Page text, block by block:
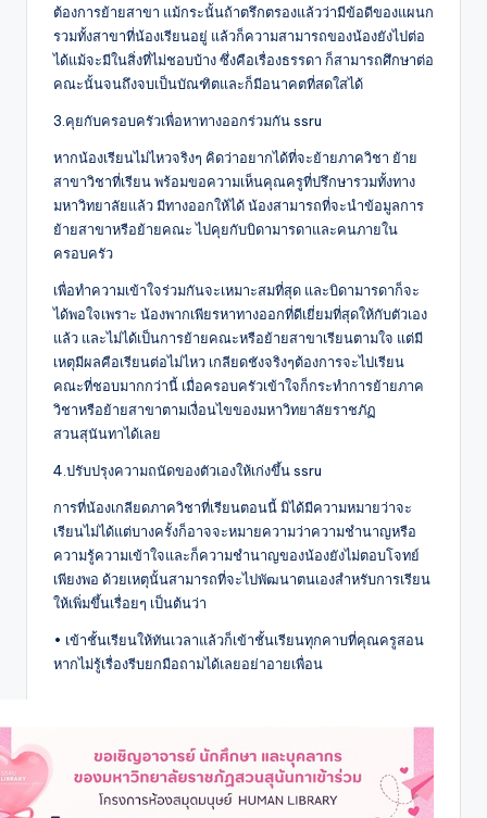
ต้องการย้ายสาขา แม้กระนั้นถ้าตรึกตรองแล้วว่ามีข้อดีของแผนก
รวมทั้งสาขาที่น้องเรียนอยู่ แล้วก็ความสามารถของน้องยังไปต่อ
ได้แม้จะมีในสิ่งที่ไม่ชอบบ้าง ซึ่งคือเรื่องธรรดา ก็สามารถศึกษาต่อ
คณะนั้นจนถึงจบเป็นบัณฑิตและก็มีอนาคตที่สดใสได้
3.คุยกับครอบครัวเพื่อหาทางออกร่วมกัน ssru
หากน้องเรียนไม่ไหวจริงๆ คิดว่าอยากได้ที่จะย้ายภาควิชา ย้าย
สาขาวิชาที่เรียน พร้อมขอความเห็นคุณครูที่ปรึกษารวมทั้งทาง
มหาวิทยาลัยแล้ว มีทางออกให้ได้ น้องสามารถที่จะนำข้อมูลการ
ย้ายสาขาหรือย้ายคณะ ไปคุยกับบิดามารดาและคนภายใน
ครอบครัว
เพื่อทำความเข้าใจร่วมกันจะเหมาะสมที่สุด และบิดามารดาก็จะ
ได้พอใจเพราะ น้องพากเพียรหาทางออกที่ดีเยี่ยมที่สุดให้กับตัวเอง
แล้ว และไม่ได้เป็นการย้ายคณะหรือย้ายสาขาเรียนตามใจ แต่มี
เหตุมีผลคือเรียนต่อไม่ไหว เกลียดชังจริงๆต้องการจะไปเรียน
คณะที่ชอบมากกว่านี้ เมื่อครอบครัวเข้าใจก็กระทำการย้ายภาค
วิชาหรือย้ายสาขาตามเงื่อนไขของมหาวิทยาลัยราชภัฏ
สวนสุนันทาได้เลย
4.ปรับปรุงความถนัดของตัวเองให้เก่งขึ้น ssru
การที่น้องเกลียดภาควิชาที่เรียนตอนนี้ มิได้มีความหมายว่าจะ
เรียนไม่ได้แต่บางครั้งก็อาจจะหมายความว่าความชำนาญหรือ
ความรู้ความเข้าใจและก็ความชำนาญของน้องยังไม่ตอบโจทย์
เพียงพอ ด้วยเหตุนั้นสามารถที่จะไปพัฒนาตนเองสำหรับการเรียน
ให้เพิ่มขึ้นเรื่อยๆ เป็นต้นว่า
• เข้าชั้นเรียนให้ทันเวลาแล้วก็เข้าชั้นเรียนทุกคาบที่คุณครูสอน
หากไม่รู้เรื่องรีบยกมือถามได้เลยอย่าอายเพื่อน